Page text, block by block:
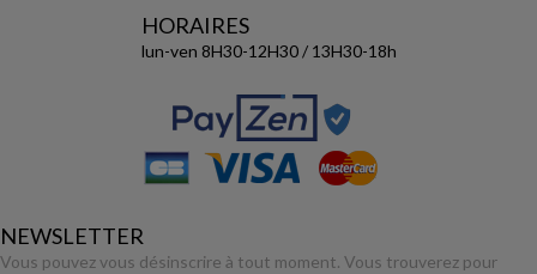
HORAIRES
lun-ven 8H30-12H30 / 13H30-18h
NEWSLETTER
Vous pouvez vous désinscrire à tout moment. Vous trouverez pour